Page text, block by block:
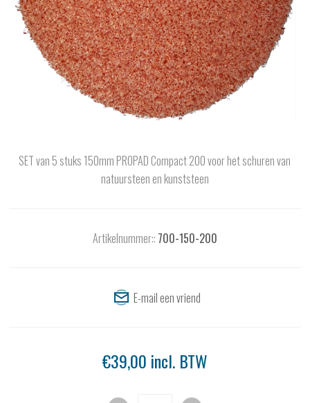
SET van 5 stuks 150mm PROPAD Compact 200 voor het schuren van
natuursteen en kunststeen
Artikelnummer:: 700-150-200
€39,00 incl. BTW